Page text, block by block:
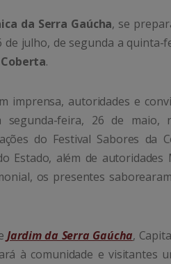
da Serra Gaúcha, se
julho, de segunda a quinta-
Coberta.
imprensa, autoridades e
segunda-feira, 26 de maio,
do Festival Sabores da
Estado, além de
os presentes
Jardim da Serra Gaúcha,
à comunidade e visitantes